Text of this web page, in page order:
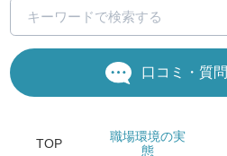
口コミ・質
TOP
職場環境の実
態